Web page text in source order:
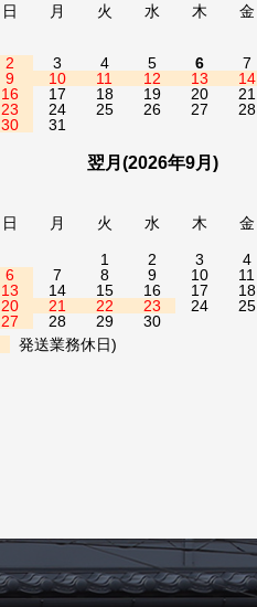
日 月 火 水 木 金
2
3 4 5 6 7
9
10 11 12 13 14
16
17 18 19 20 21
23
24 25 26 27 28
30
31
翌月(2026年9月)
日 月 火 水 木 金
1 2 3 4
6
7 8 9 10 11
13
14 15 16 17 18
20
21 22 23 24 25
27
28 29
30
発送業務休日)